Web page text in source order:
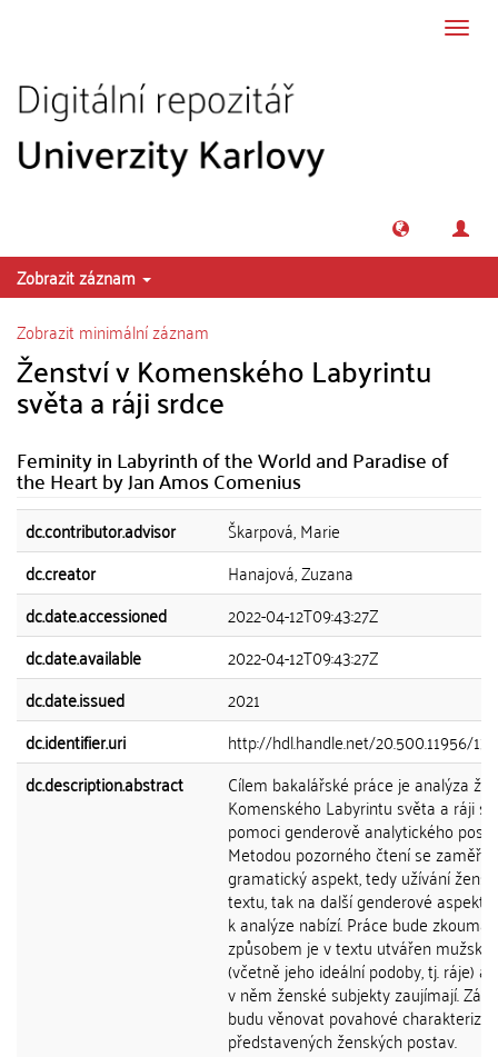
Zobrazit záznam
Zobrazit minimální záznam
Ženství v Komenského Labyrintu
světa a ráji srdce
Feminity in Labyrinth of the World and Paradise of
the Heart by Jan Amos Comenius
dc.contributor.advisor
Škarpová, Marie
dc.creator
Hanajová, Zuzana
dc.date.accessioned
2022-04-12T09:43:27Z
dc.date.available
2022-04-12T09:43:27Z
dc.date.issued
2021
dc.identifier.uri
http://hdl.handle.net/20.500.11956/
dc.description.abstract
Cílem bakalářské práce je analýza
Komenského Labyrintu světa a ráji
pomoci genderově analytického
Metodou pozorného čtení se
gramatický aspekt, tedy užívání
textu, tak na další genderové
k analýze nabízí. Práce bude
způsobem je v textu utvářen mužský
(včetně jeho ideální podoby, tj. ráje) a
v něm ženské subjekty zaujímají.
budu věnovat povahové
představených ženských postav.